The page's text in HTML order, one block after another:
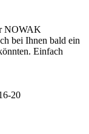
NOWAK
bei Ihnen bald ein
Einfach
20